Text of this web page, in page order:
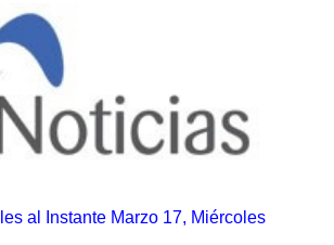
al Instante Marzo 17, Miércoles